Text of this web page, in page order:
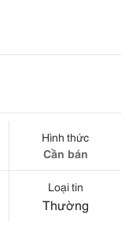
Hình thức
Cần bán
Loại tin
Thường